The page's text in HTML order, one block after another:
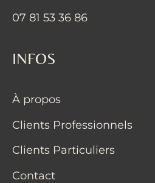
07 81 53 36 86
INFOS
À propos
Clients Professionnels
Clients Particuliers
Contact